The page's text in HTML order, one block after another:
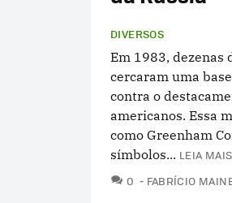
DIVERSOS
Em 1983, dezenas
cercaram uma
contra o
americanos. Essa
como Greenham
símbolos... LEIA
0 COMENTÁRIOS
FABRÍCIO